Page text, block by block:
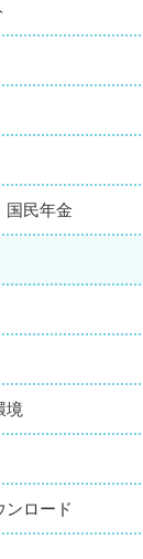
国民年金
境
ンロード